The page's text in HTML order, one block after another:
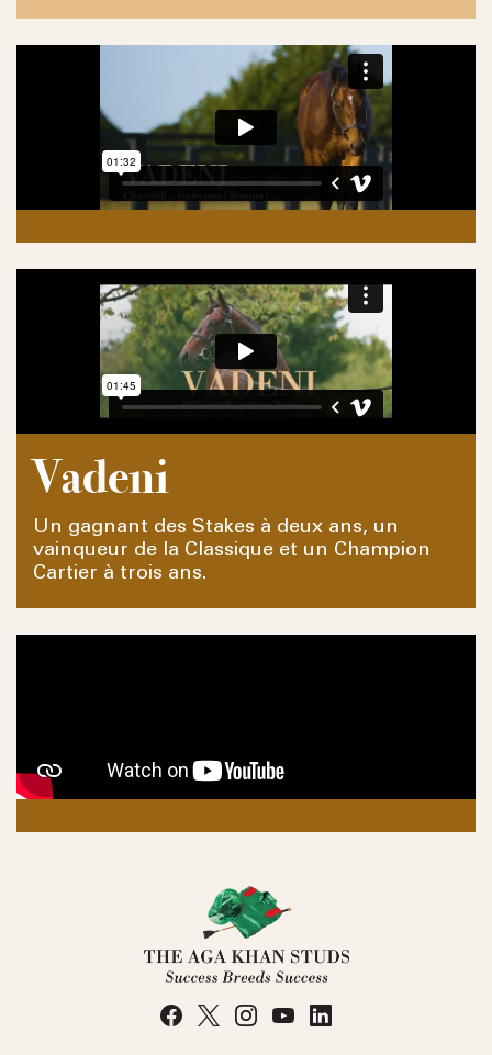
Vadeni
Un gagnant des Stakes à deux ans, un
vainqueur de la Classique et un Champion
Cartier à trois ans.